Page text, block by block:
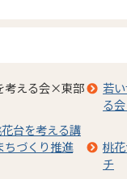
考える会×東部
若
る
台を考える講
づくり推進
桃
チ